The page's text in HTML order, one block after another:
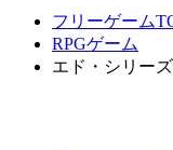
フリーゲーム
RPGゲーム
エド・シリー